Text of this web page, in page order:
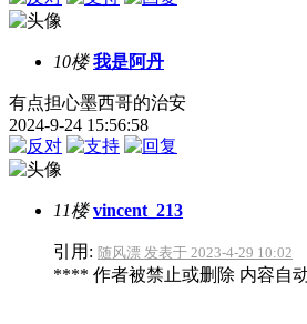
10楼 我是阿丹
有点担心墨西哥的治安
2024-9-24 15:56:58
11楼 vincent_213
引用: 随风漂 发表于 2023-4-29 10:02
**** 作者被禁止或删除 内容自